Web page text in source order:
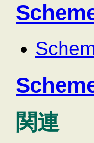
関連